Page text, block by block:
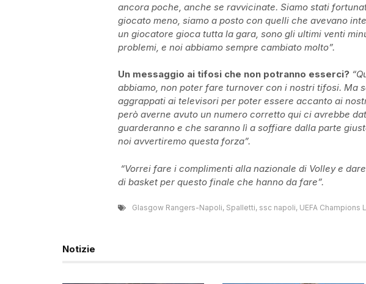
ancora poche, anche se ravvicinate. Siamo stati
giocato meno, siamo a posto con quelli che avevano
un giocatore gioca tutta la gara, sono gli ultimi venti
problemi, e noi abbiamo sempre cambiato molto”.
Un messaggio ai tifosi che non potranno esserci?
abbiamo, non poter fare turnover con i nostri tifosi. Ma
aggrappati ai televisori per poter essere accanto ai
però averne avuto un numero corretto qui ci avrebbe
guarderanno e che saranno lì a soffiare dalla parte
noi avvertiremo questa forza”.
“Vorrei fare i complimenti alla nazionale di Volley e
di basket per questo finale che hanno da fare”.
Glasgow Rangers-Napoli, Spalletti, ssc napoli, UEFA Champions
Notizie